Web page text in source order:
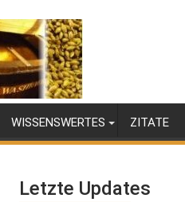
WISSENSWERTES ZITATE
Letzte Updates